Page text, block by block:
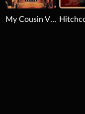
My Cousin Vinny 1992